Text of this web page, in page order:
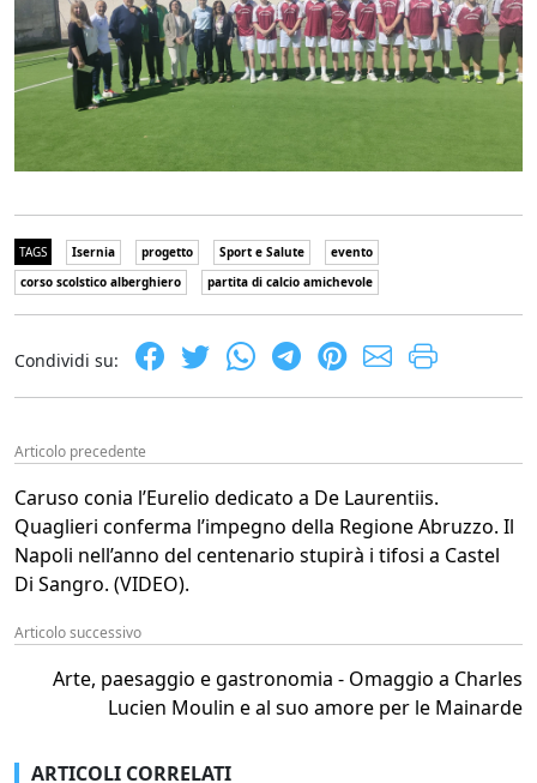
TAGS Isernia progetto Sport e Salute
evento
corso scolstico alberghiero
partita di calcio amichevole
Condividi su:
Articolo precedente
Caruso conia l’Eurelio dedicato a De Laurentiis.
Quaglieri conferma l’impegno della Regione Abruzzo. Il
Napoli nell’anno del centenario stupirà i tifosi a Castel
Di Sangro. (VIDEO).
Articolo successivo
Arte, paesaggio e gastronomia - Omaggio a Charles
Lucien Moulin e al suo amore per le Mainarde
ARTICOLI CORRELATI